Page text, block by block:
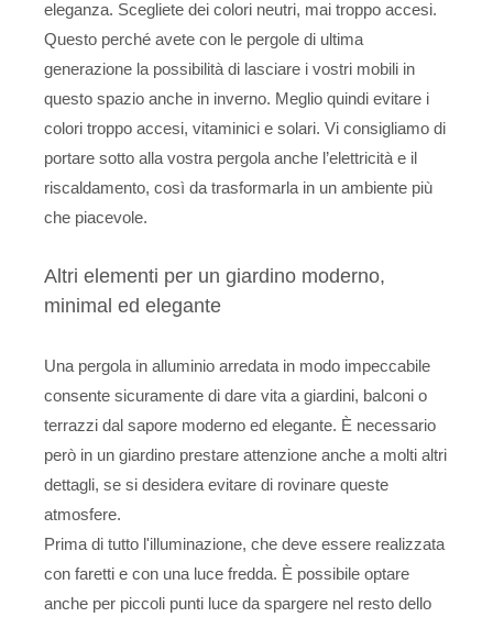
eleganza. Scegliete dei colori neutri, mai troppo accesi.
Questo perché avete con le pergole di ultima
generazione la possibilità di lasciare i vostri mobili in
questo spazio anche in inverno. Meglio quindi evitare i
colori troppo accesi, vitaminici e solari. Vi consigliamo di
portare sotto alla vostra pergola anche l’elettricità e il
riscaldamento, così da trasformarla in un ambiente più
che piacevole.
Altri elementi per un giardino moderno,
minimal ed elegante
Una pergola in alluminio arredata in modo impeccabile
consente sicuramente di dare vita a giardini, balconi o
terrazzi dal sapore moderno ed elegante. È necessario
però in un giardino prestare attenzione anche a molti altri
dettagli, se si desidera evitare di rovinare queste
atmosfere.
Prima di tutto l'illuminazione, che deve essere realizzata
con faretti e con una luce fredda. È possibile optare
anche per piccoli punti luce da spargere nel resto dello